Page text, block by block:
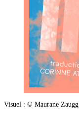
Visuel : © Maurane Zaugg